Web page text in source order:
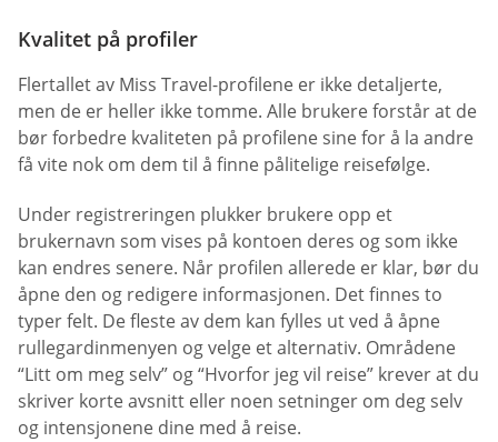
Kvalitet på profiler
Flertallet av Miss Travel-profilene er ikke detaljerte,
men de er heller ikke tomme. Alle brukere forstår at de
bør forbedre kvaliteten på profilene sine for å la andre
få vite nok om dem til å finne pålitelige reisefølge.
Under registreringen plukker brukere opp et
brukernavn som vises på kontoen deres og som ikke
kan endres senere. Når profilen allerede er klar, bør du
åpne den og redigere informasjonen. Det finnes to
typer felt. De fleste av dem kan fylles ut ved å åpne
rullegardinmenyen og velge et alternativ. Områdene
“Litt om meg selv” og “Hvorfor jeg vil reise” krever at du
skriver korte avsnitt eller noen setninger om deg selv
og intensjonene dine med å reise.